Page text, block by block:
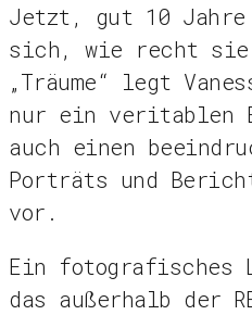
Jetzt, gut 10
sich, wie recht
„Träume“ legt
nur ein veritablen
auch einen
Porträts und
vor.
Ein fotografisches
das außerhalb der